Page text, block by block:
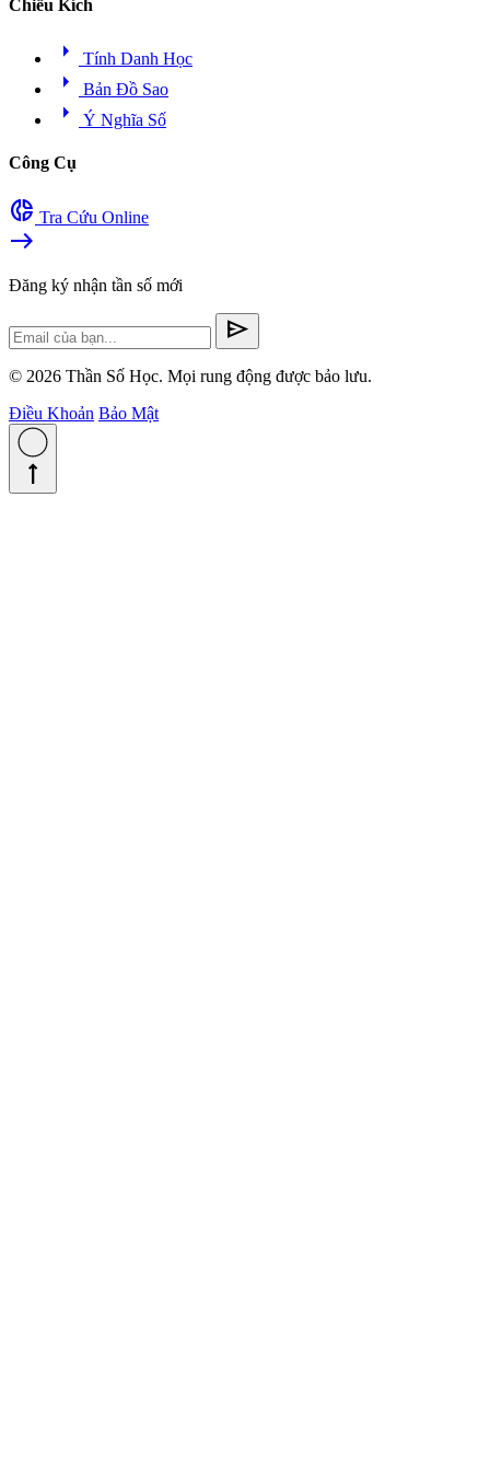
Chiều Kích
arrow_right Tính Danh Học
arrow_right Bản Đồ Sao
arrow_right Ý Nghĩa Số
Công Cụ
donut_small Tra Cứu Online
east
Đăng ký nhận tần số mới
send
© 2026 Thần Số Học. Mọi rung động được bảo lưu.
Điều Khoản Bảo Mật
straight